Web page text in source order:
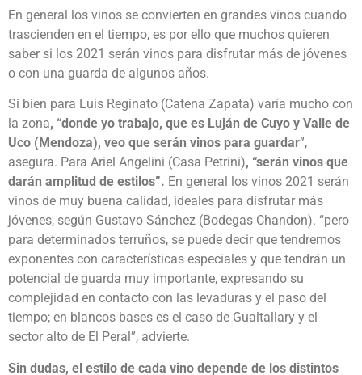
En general los vinos se convierten en grandes vinos cuando
trascienden en el tiempo, es por ello que muchos quieren
saber si los 2021 serán vinos para disfrutar más de jóvenes
o con una guarda de algunos años.
Si bien para Luis Reginato (Catena Zapata) varía mucho con
la zona, “donde yo trabajo, que es Luján de Cuyo y Valle de
Uco (Mendoza), veo que serán vinos para guardar”,
asegura. Para Ariel Angelini (Casa Petrini), “serán vinos que
darán amplitud de estilos”. En general los vinos 2021 serán
vinos de muy buena calidad, ideales para disfrutar más
jóvenes, según Gustavo Sánchez (Bodegas Chandon). “pero
para determinados terruños, se puede decir que tendremos
exponentes con características especiales y que tendrán un
potencial de guarda muy importante, expresando su
complejidad en contacto con las levaduras y el paso del
tiempo; en blancos bases es el caso de Gualtallary y el
sector alto de El Peral”, advierte.
Sin dudas, el estilo de cada vino depende de los distintos